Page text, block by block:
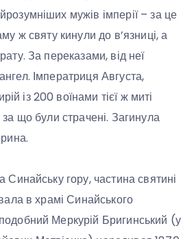
мужів імперії – за це
ж святу кинули до в’язниці, а
За переказами, від неї
Імператриця Августа,
із 200 воїнами тієї ж миті
що були страчені. Загинула
Синайську гору, частина святині
в храмі Синайського
Меркурій Бригинський (у